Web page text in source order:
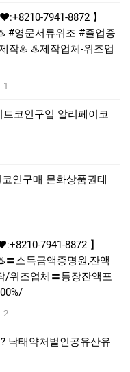
7941-8872 】
#영문서류위조 #졸업증
작♨️ ♨️제작업체-위조업
1
트코인구입 알리페이코
인구매 문화상품권테
7941-8872 】
소득금액증명원,잔액
/위조업체〓통장잔액포
2
낙태약처벌인공유산유